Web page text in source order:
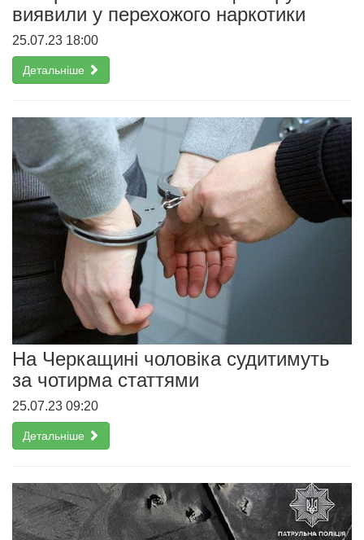
виявили у перехожого наркотики
25.07.23 18:00
Детальніше
На Черкащині чоловіка судитимуть
за чотирма статтями
25.07.23 09:20
Детальніше